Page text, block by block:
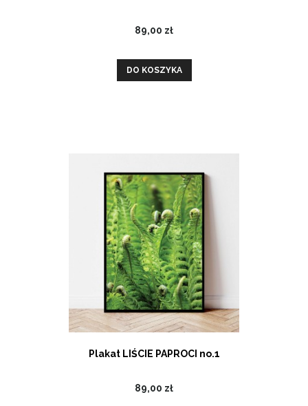
89,00 zł
DO KOSZYKA
Plakat LIŚCIE PAPROCI no.1
89,00 zł